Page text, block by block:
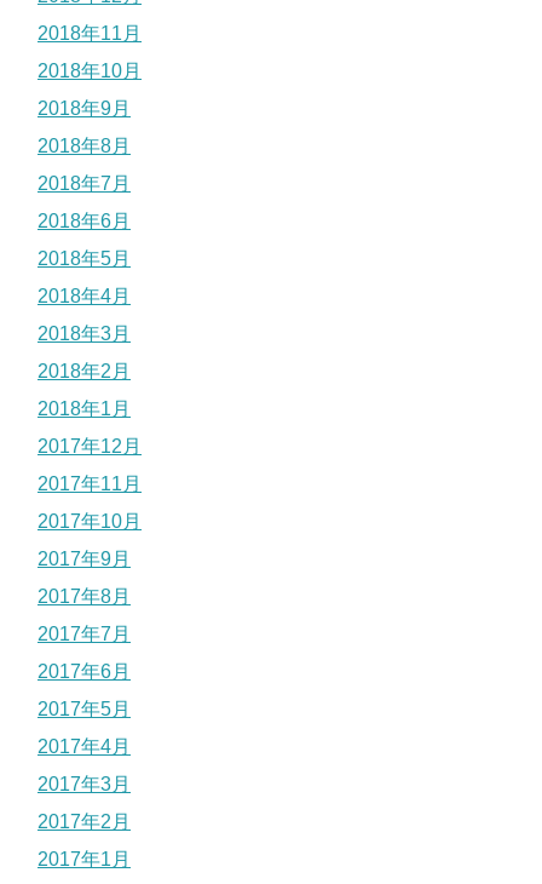
2018年11月
2018年10月
2018年9月
2018年8月
2018年7月
2018年6月
2018年5月
2018年4月
2018年3月
2018年2月
2018年1月
2017年12月
2017年11月
2017年10月
2017年9月
2017年8月
2017年7月
2017年6月
2017年5月
2017年4月
2017年3月
2017年2月
2017年1月